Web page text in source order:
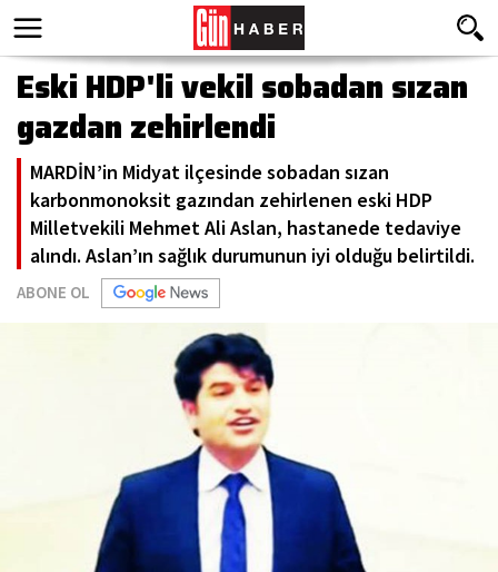
Eski HDP'li vekil sobadan sızan
gazdan zehirlendi
MARDİN’in Midyat ilçesinde sobadan sızan
karbonmonoksit gazından zehirlenen eski HDP
Milletvekili Mehmet Ali Aslan, hastanede tedaviye
alındı. Aslan’ın sağlık durumunun iyi olduğu belirtildi.
ABONE OL